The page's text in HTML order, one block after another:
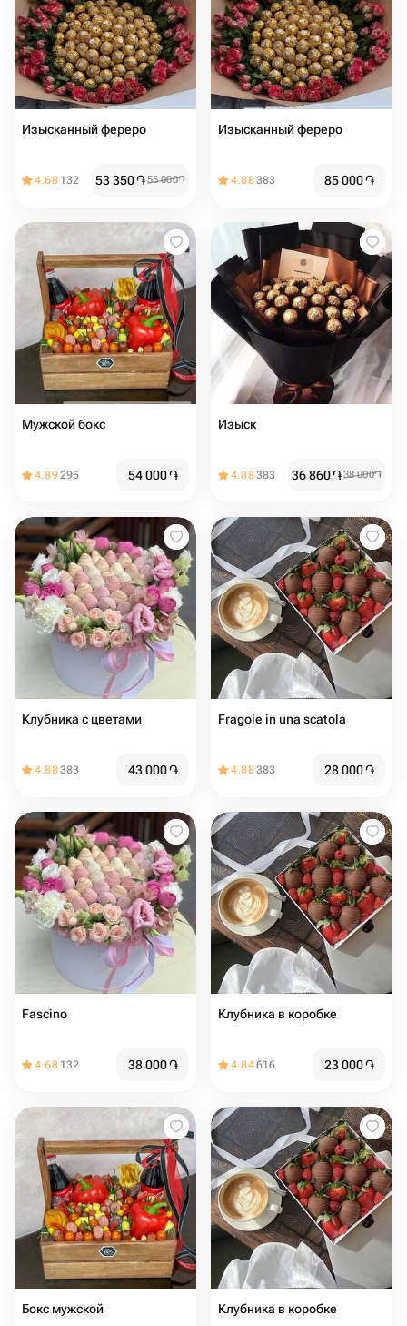
Изысканный фереро
4.68 132 53 350֏55 000֏
Изысканный фереро
4.88383 85 000֏
Мужской бокс
4.89295 54 000֏
Изыск
4.88383 36 860֏38 000֏
Клубника с цветами
4.88383 43 000֏
Fragole in una scatola
4.88383 28 000֏
Fascino
4.68 132 38 000֏
Клубника в коробке
4.84616 23 000֏
Бокс мужской Клубника в коробке